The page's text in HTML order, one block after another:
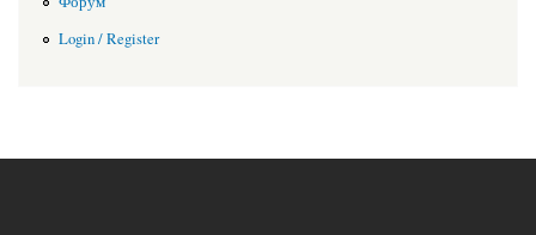
Login / Register